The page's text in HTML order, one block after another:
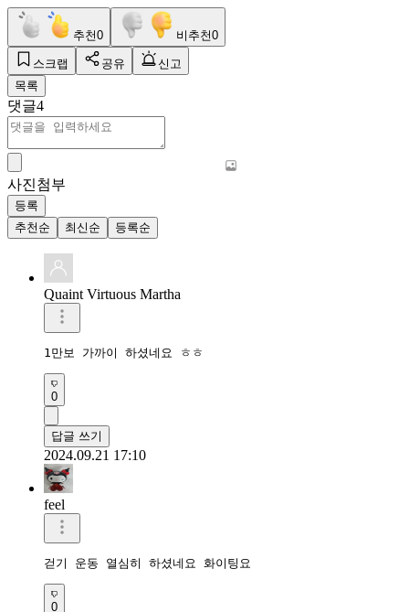
추천0 비추천0
스크랩 공유
신고
목록
댓글4
사진첨부
등록
추천순
최신순 등록순
Quaint Virtuous Martha
1만보 가까이 하셨네요 ㅎㅎ
0
답글 쓰기
2024.09.21 17:10
feel
걷기 운동 열심히 하셨네요 화이팅요
0